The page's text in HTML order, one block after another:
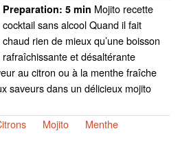
Preparation: 5 min Mojito recette
cocktail sans alcool Quand il fait
chaud rien de mieux qu’une boisson
rafraîchissante et désaltérante
au citron ou à la menthe fraîche
saveurs dans un délicieux mojito
Mojito Menthe